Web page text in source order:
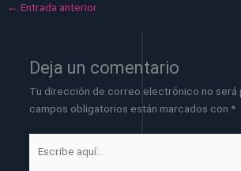
← Entrada anterior
Deja un comentario
Tu dirección de correo electrónico no será
campos obligatorios están marcados con *
aquí...